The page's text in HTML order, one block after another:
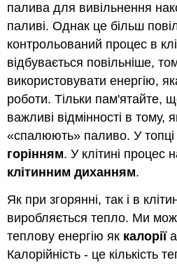
палива для вивільнення
паливі. Однак це більш
контрольований процес в
відбувається повільніше,
використовувати енергію,
роботи. Тільки пам'ятайте,
важливі відмінності в тому,
«спалюють» паливо. У топці
горінням. У клітині процес
клітинним диханням.
Як при згорянні, так і в
виробляється тепло. Ми
теплову енергію як калорії
Калорійність - це кількість